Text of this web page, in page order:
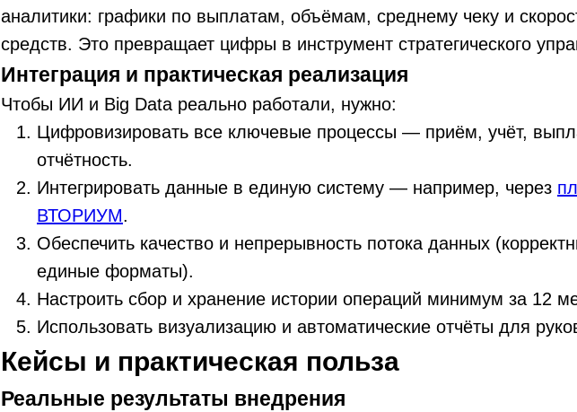
аналитики: графики по выплатам, объёмам, среднему чеку и
средств. Это превращает цифры в инструмент стратегического
Интеграция и практическая реализация
Чтобы ИИ и Big Data реально работали, нужно:
Цифровизировать все ключевые процессы — приём, учёт,
отчётность.
Интегрировать данные в единую систему — например, через
ВТОРИУМ.
Обеспечить качество и непрерывность потока данных
единые форматы).
Настроить сбор и хранение истории операций минимум за 12
Использовать визуализацию и автоматические отчёты для
Кейсы и практическая польза
Реальные результаты внедрения